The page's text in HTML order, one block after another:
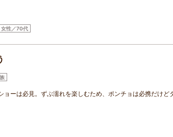
女性／70代
ョーは必見。ずぶ濡れを楽しむため、ポンチョは必携だけ